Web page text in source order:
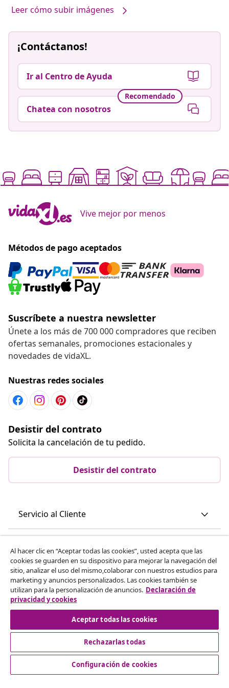
Leer cómo subir imágenes
¡Contáctanos!
Ir al Centro de Ayuda
Recomendado
Chatea con nosotros
Vive mejor por menos
Métodos de pago aceptados
Suscríbete a nuestra newsletter
Únete a los más de 700 000 compradores que reciben
ofertas semanales, promociones estacionales y
novedades de vidaXL.
Nuestras redes sociales
Desistir del contrato
Solicita la cancelación de tu pedido.
Desistir del contrato
Servicio al Cliente
vidaXL
Descubre mas
Al hacer clic en “Aceptar todas las cookies”, usted acepta que las
cookies se guarden en su dispositivo para mejorar la navegación del
sitio, analizar el uso del mismo,colaborar con nuestros estudios para
marketing y anuncios personalizados. Las cookies también se
utilizan para la personalización de anuncios. Declaración de
privacidad y cookies
Aceptar todas las cookies
Rechazarlas todas
Configuración de cookies